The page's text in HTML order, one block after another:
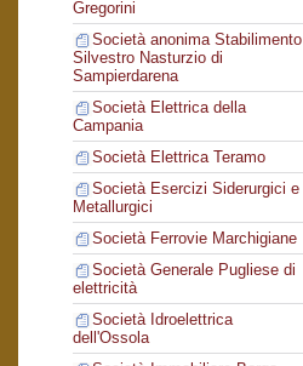
Gregorini
Società anonima Stabilimento
Silvestro Nasturzio di
Sampierdarena
Società Elettrica della
Campania
Società Elettrica Teramo
Società Esercizi Siderurgici e
Metallurgici
Società Ferrovie Marchigiane
Società Generale Pugliese di
elettricità
Società Idroelettrica
dell'Ossola